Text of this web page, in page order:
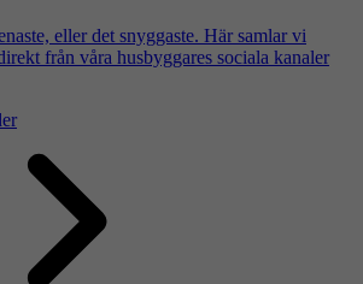
eller det snyggaste. Här samlar vi
från våra husbyggares sociala kanaler